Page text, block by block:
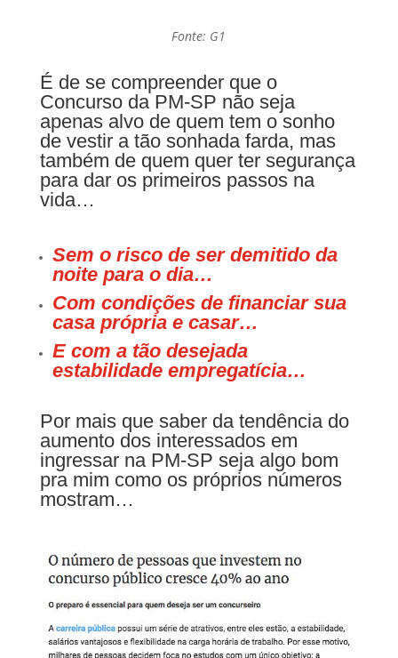
Fonte: G1
É de se compreender que o
Concurso da PM-SP não seja
apenas alvo de quem tem o sonho
de vestir a tão sonhada farda, mas
também de quem quer ter segurança
para dar os primeiros passos na
vida…
Sem o risco de ser demitido da
noite para o dia…
Com condições de financiar sua
casa própria e casar…
E com a tão desejada
estabilidade empregatícia…
Por mais que saber da tendência do
aumento dos interessados em
ingressar na PM-SP seja algo bom
pra mim como os próprios números
mostram…